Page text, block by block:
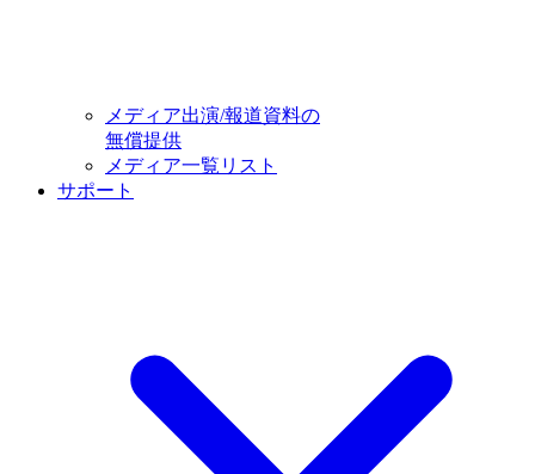
メディア出演/報道資料の
無償提供
メディア一覧リスト
サポート